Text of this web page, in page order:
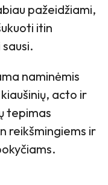
pažeidžiami,
itin
naminėmis
acto ir
tepimas
reikšmingiems ir